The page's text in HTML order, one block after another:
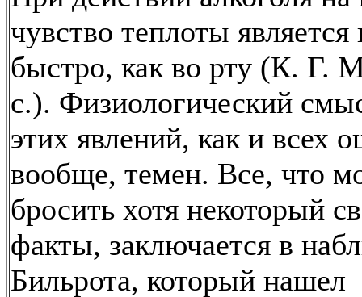
чувство теплоты является
быстро, как во рту (К. Г.
с.). Физиологический
этих явлений, как и всех
вообще, темен. Все, что
бросить хотя некоторый
факты, заключается в
Бильрота, который нашел